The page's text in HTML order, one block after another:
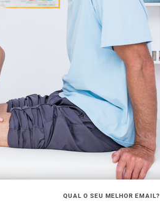
QUAL O SEU MELHOR EMAIL?